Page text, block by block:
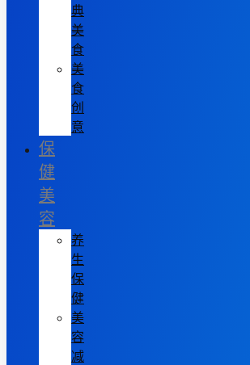
典
美
食
美
食
创
意
保
健
美
容
养
生
保
健
美
容
减